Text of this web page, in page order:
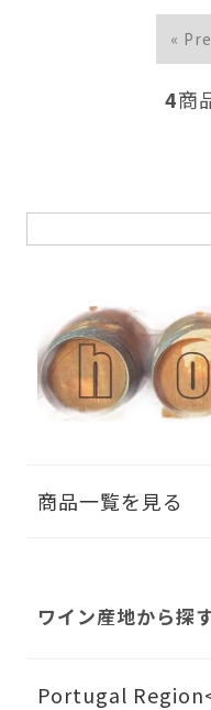
«
4商
商品一覧を見る
ワイン産地から探
Portugal